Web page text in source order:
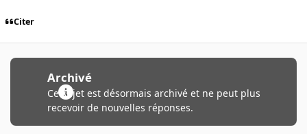
Citer
Archivé
Ce sujet est désormais archivé et ne peut plus
recevoir de nouvelles réponses.